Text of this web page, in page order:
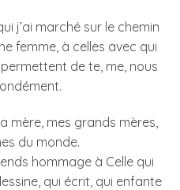
j’ai marché sur le chemin
femme, à celles avec qui
de te, me, nous
mère, mes grands mères,
du monde.
hommage à Celle qui
qui écrit, qui enfante